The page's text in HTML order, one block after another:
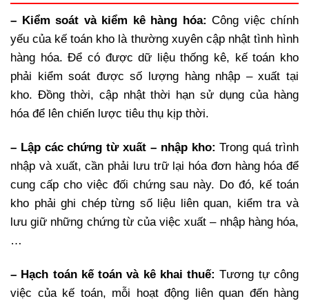
– Kiểm soát và kiểm kê hàng hóa: Công việc chính
yếu của kế toán kho là thường xuyên cập nhật tình hình
hàng hóa. Để có được dữ liệu thống kê, kế toán kho
phải kiểm soát được số lượng hàng nhập – xuất tại
kho. Đồng thời, cập nhật thời hạn sử dụng của hàng
hóa để lên chiến lược tiêu thụ kịp thời.
– Lập các chứng từ xuất – nhập kho:Trong quá trình
nhập và xuất, cần phải lưu trữ lại hóa đơn hàng hóa để
cung cấp cho việc đối chứng sau này. Do đó, kế toán
kho phải ghi chép từng số liệu liên quan, kiểm tra và
lưu giữ những chứng từ của việc xuất – nhập hàng hóa,
…
– Hạch toán kế toán và kê khai thuế:Tương tự công
việc của kế toán, mỗi hoạt động liên quan đến hàng